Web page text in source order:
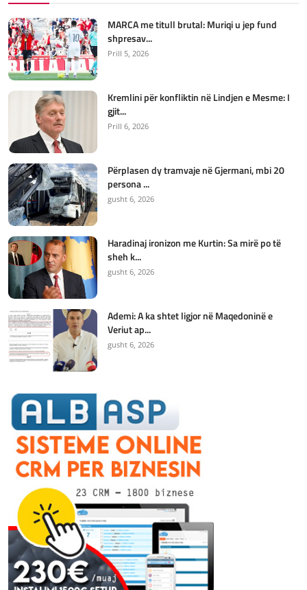
MARCA me titull brutal: Muriqi u jep fund
shpresav...
Prill 5, 2026
Kremlini për konfliktin në Lindjen e Mesme: I
gjit...
Prill 6, 2026
Përplasen dy tramvaje në Gjermani, mbi 20
persona ...
gusht 6, 2026
Haradinaj ironizon me Kurtin: Sa mirë po të
sheh k...
gusht 6, 2026
Ademi: A ka shtet ligjor në Maqedoninë e
Veriut ap...
gusht 6, 2026